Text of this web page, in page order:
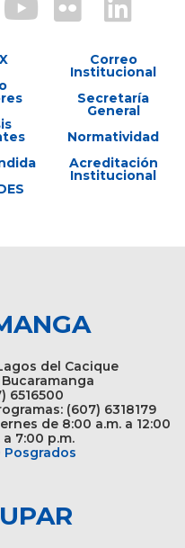
Correo
Institucional
Secretaría
General
Normatividad
Acreditación
Institucional
del Cacique
Bucaramanga
6516500
(607) 6318179
de 8:00 a.m. a 12:00
7:00 p.m.
Posgrados